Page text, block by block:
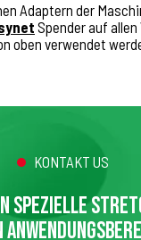
Adaptern der
Spender auf
oben verwendet
KONTAKT US
SPEZIELLE